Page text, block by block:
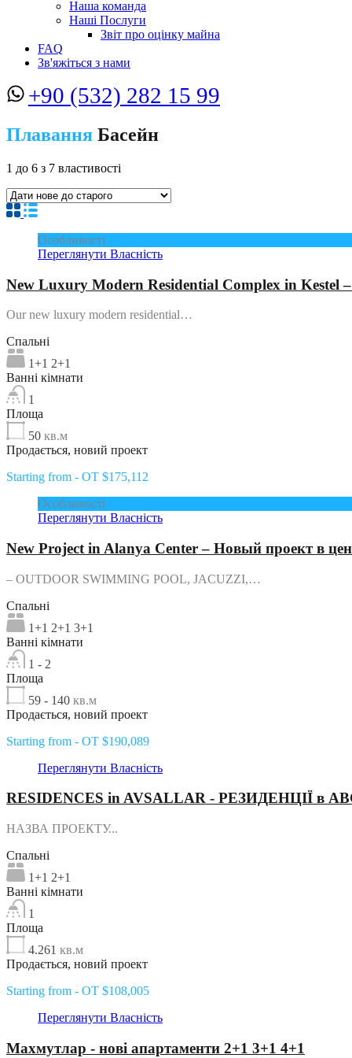
Наша команда
Наші Послуги
Звіт про оцінку майна
FAQ
Зв'яжіться з нами
+90 (532) 282 15 99
Плавання Басейн
1 до 6 з 7 властивості
Особливості
Переглянути Власність
New Luxury Modern Residential Complex in Kestel
Our new luxury modern residential…
Спальні
1+1 2+1
Ванні кімнати
1
Площа
50 кв.м
Продається, новий проект
Starting from - OT $175,112
Особливості
Переглянути Власність
New Project in Alanya Center – Новый проект в
– OUTDOOR SWIMMING POOL, JACUZZI,…
Спальні
1+1 2+1 3+1
Ванні кімнати
1 - 2
Площа
59 - 140 кв.м
Продається, новий проект
Starting from - OT $190,089
Переглянути Власність
RESIDENCES in AVSALLAR - РЕЗИДЕНЦІЇ в
НАЗВА ПРОЕКТУ...
Спальні
1+1 2+1
Ванні кімнати
1
Площа
4.261 кв.м
Продається, новий проект
Starting from - OT $108,005
Переглянути Власність
Махмутлар - нові апартаменти 2+1 3+1 4+1